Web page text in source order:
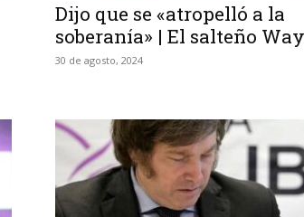
Dijo que se «atropelló a la
soberanía» | El salteño
30 de agosto, 2024